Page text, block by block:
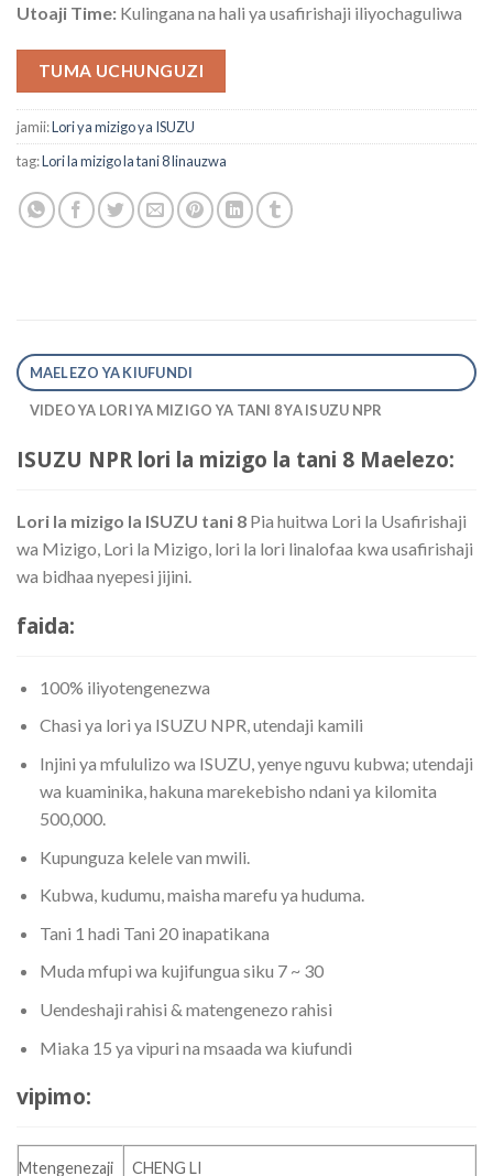
Utoaji Time: Kulingana na hali ya usafirishaji iliyochaguliwa
TUMA UCHUNGUZI
jamii:Lori ya mizigo ya ISUZU
tag:Lori la mizigo la tani 8 linauzwa
MAELEZO YA KIUFUNDI
VIDEO YA LORI YA MIZIGO YA TANI 8 YA ISUZU NPR
ISUZU NPR lori la mizigo la tani 8 Maelezo:
Lori la mizigo la ISUZU tani 8 Pia huitwa Lori la Usafirishaji
wa Mizigo, Lori la Mizigo, lori la lori linalofaa kwa usafirishaji
wa bidhaa nyepesi jijini.
faida:
100% iliyotengenezwa
Chasi ya lori ya ISUZU NPR, utendaji kamili
Injini ya mfululizo wa ISUZU, yenye nguvu kubwa; utendaji
wa kuaminika, hakuna marekebisho ndani ya kilomita
500,000.
Kupunguza kelele van mwili.
Kubwa, kudumu, maisha marefu ya huduma.
Tani 1 hadi Tani 20 inapatikana
Muda mfupi wa kujifungua siku 7 ~ 30
Uendeshaji rahisi & matengenezo rahisi
Miaka 15 ya vipuri na msaada wa kiufundi
vipimo:
Mtengenezaji CHENG LI